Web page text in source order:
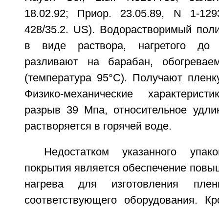
18.02.92; Приор. 23.05.89, N 1-
428/35.2. US). Водорастворимый
в виде раствора, нагретого до
разливают на барабан,
(температура 95°С). Получают
Физико-механические
разрыв 39 Мпа, относительное
растворяется в горячей воде.
Недостатком указанного
покрытия является обеспечение
нагрева для изготовления
соответствующего оборудования.